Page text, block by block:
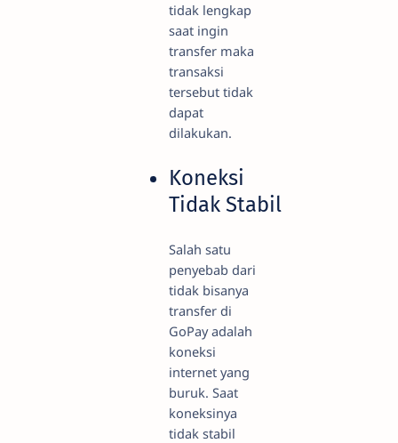
tidak lengkap
saat ingin
transfer maka
transaksi
tersebut tidak
dapat
dilakukan.
Koneksi
Tidak Stabil
Salah satu
penyebab dari
tidak bisanya
transfer di
GoPay adalah
koneksi
internet yang
buruk. Saat
koneksinya
tidak stabil